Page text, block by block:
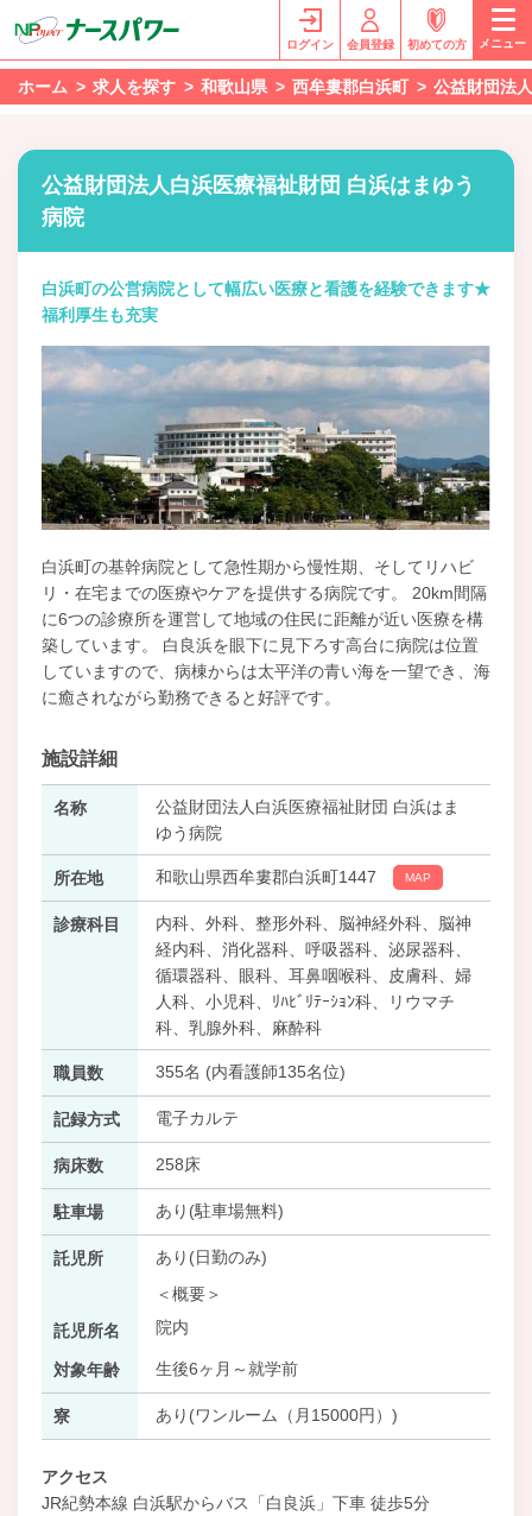
ログイン 会員登録 初めての方 メニュー
ホーム 求人を探す 和歌山県 西牟婁郡白浜町 公益財団法
公益財団法人白浜医療福祉財団 白浜はまゆう
病院
白浜町の公営病院として幅広い医療と看護を経験できます★
福利厚生も充実
白浜町の基幹病院として急性期から慢性期、そしてリハビ
リ・在宅までの医療やケアを提供する病院です。 20km間隔
に6つの診療所を運営して地域の住民に距離が近い医療を構
築しています。 白良浜を眼下に見下ろす高台に病院は位置
していますので、病棟からは太平洋の青い海を一望でき、海
に癒されながら勤務できると好評です。
施設詳細
名称
公益財団法人白浜医療福祉財団 白浜はま
ゆう病院
所在地 和歌山県西牟婁郡白浜町1447 MAP
診療科目
内科、外科、整形外科、脳神経外科、脳神
経内科、消化器科、呼吸器科、泌尿器科、
循環器科、眼科、耳鼻咽喉科、皮膚科、婦
人科、小児科、ﾘﾊﾋﾞﾘﾃｰｼｮﾝ科、リウマチ
科、乳腺外科、麻酔科
職員数 355名 (内看護師135名位)
記録方式 電子カルテ
病床数 258床
駐車場 あり(駐車場無料)
託児所
あり(日勤のみ)
＜概要＞
託児所名
院内
対象年齢 生後6ヶ月～就学前
寮 あり(ワンルーム（月15000円）)
アクセス
JR紀勢本線 白浜駅からバス「白良浜」下車 徒歩5分